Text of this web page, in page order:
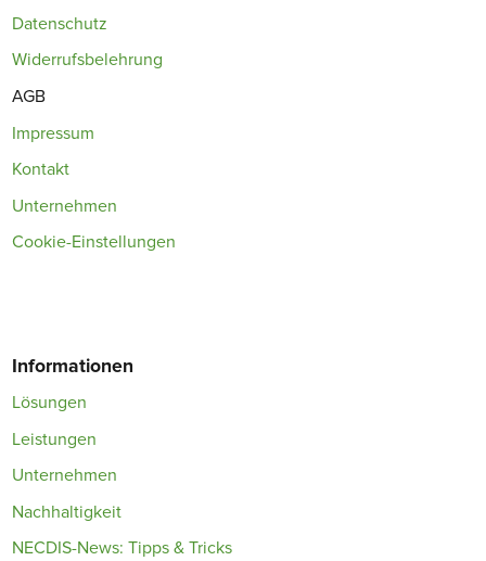
Datenschutz
Widerrufsbelehrung
AGB
Impressum
Kontakt
Unternehmen
Cookie-Einstellungen
Informationen
Lösungen
Leistungen
Unternehmen
Nachhaltigkeit
NECDIS-News: Tipps & Tricks